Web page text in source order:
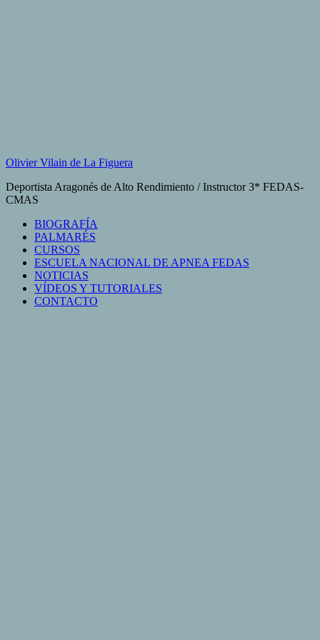
Olivier Vilain de La Figuera
Deportista Aragonés de Alto Rendimiento / Instructor 3* FEDAS-
CMAS
BIOGRAFÍA
PALMARÉS
CURSOS
ESCUELA NACIONAL DE APNEA FEDAS
NOTICIAS
VÍDEOS Y TUTORIALES
CONTACTO